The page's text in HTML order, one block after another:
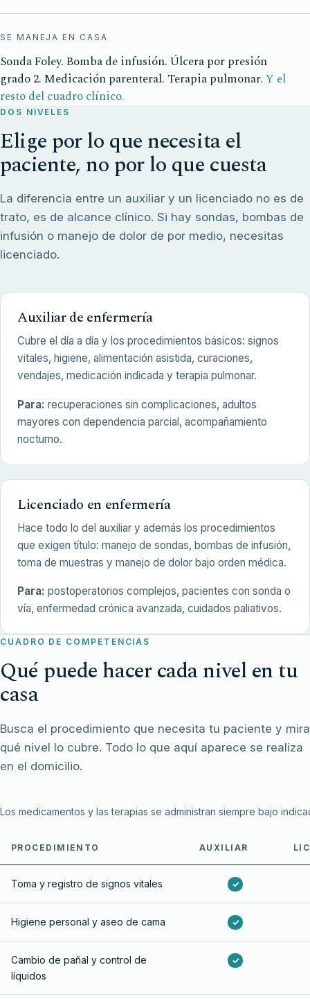
SE MANEJA EN CASA
Sonda Foley. Bomba de infusión. Úlcera por presión
grado 2. Medicación parenteral. Terapia pulmonar.Y el
resto del cuadro clínico.
DOS NIVELES
Elige por lo que necesita el
paciente, no por lo que cuesta
La diferencia entre un auxiliar y un licenciado no es de
trato, es de alcance clínico. Si hay sondas, bombas de
infusión o manejo de dolor de por medio, necesitas
licenciado.
Auxiliar de enfermería
Cubre el día a día y los procedimientos básicos: signos
vitales, higiene, alimentación asistida, curaciones,
vendajes, medicación indicada y terapia pulmonar.
Para: recuperaciones sin complicaciones, adultos
mayores con dependencia parcial, acompañamiento
nocturno.
Licenciado en enfermería
Hace todo lo del auxiliar y además los procedimientos
que exigen título: manejo de sondas, bombas de infusión,
toma de muestras y manejo de dolor bajo orden médica.
Para: postoperatorios complejos, pacientes con sonda o
vía, enfermedad crónica avanzada, cuidados paliativos.
CUADRO DE COMPETENCIAS
Qué puede hacer cada nivel en tu
casa
Busca el procedimiento que necesita tu paciente y mira
qué nivel lo cubre. Todo lo que aquí aparece se realiza
en el domicilio.
Los medicamentos y las terapias se administran siempre bajo
PROCEDIMIENTO AUXILIAR
Toma y registro de signos vitales ✓
Higiene personal y aseo de cama ✓
Cambio de pañal y control de
líquidos
✓